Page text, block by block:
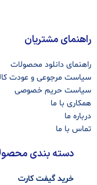
راهنمای مشتریان
راهنمای دانلود محصولات
سیاست مرجوعی و عودت
سیاست حریم خصوصی
همکاری با ما
درباره ما
تماس با ما
دسته بندی
خرید گیفت کارت